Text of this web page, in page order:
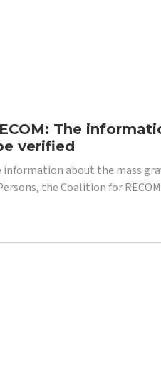
The
verified
information about the mass
the Coalition for